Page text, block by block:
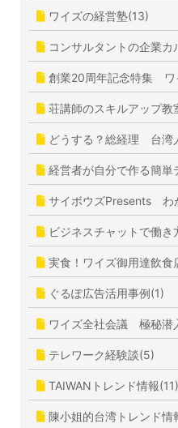
ワイズの経営塾(13)
コンサルタントの企業カ
創業20周年記念特集 ワ
荘講師のスキルアップ教
どうする？総経理 台
経営者が自分で作る簡
サイボウズPresents わ
ビジネスチャットで働
実食！ワイズ御用達飲食
ぐるぽ広告活用事例(1)
ワイズ全社会議 極秘潜
テレワーク経験談(5)
TAIWANトレンド情報(11)
陳小姐的台湾トレンド